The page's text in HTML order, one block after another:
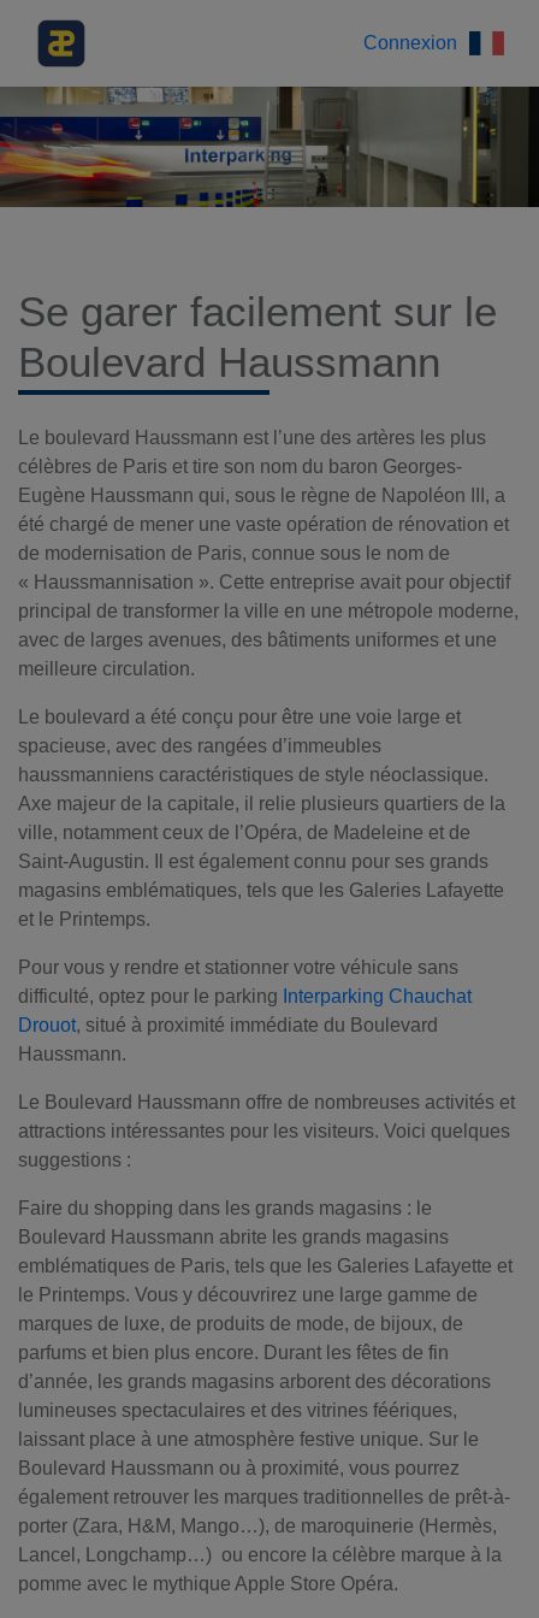
Connexion
Se garer facilement sur le
Boulevard Haussmann
Le boulevard Haussmann est l’une des artères les plus
célèbres de Paris et tire son nom du baron Georges-
Eugène Haussmann qui, sous le règne de Napoléon III, a
été chargé de mener une vaste opération de rénovation et
de modernisation de Paris, connue sous le nom de
« Haussmannisation ». Cette entreprise avait pour objectif
principal de transformer la ville en une métropole moderne,
avec de larges avenues, des bâtiments uniformes et une
meilleure circulation.
Le boulevard a été conçu pour être une voie large et
spacieuse, avec des rangées d’immeubles
haussmanniens caractéristiques de style néoclassique.
Axe majeur de la capitale, il relie plusieurs quartiers de la
ville, notamment ceux de l’Opéra, de Madeleine et de
Saint-Augustin. Il est également connu pour ses grands
magasins emblématiques, tels que les Galeries Lafayette
et le Printemps.
Pour vous y rendre et stationner votre véhicule sans
difficulté, optez pour le parking Interparking Chauchat
Drouot, situé à proximité immédiate du Boulevard
Haussmann.
Le Boulevard Haussmann offre de nombreuses activités et
attractions intéressantes pour les visiteurs. Voici quelques
suggestions :
Faire du shopping dans les grands magasins : le
Boulevard Haussmann abrite les grands magasins
emblématiques de Paris, tels que les Galeries Lafayette et
le Printemps. Vous y découvrirez une large gamme de
marques de luxe, de produits de mode, de bijoux, de
parfums et bien plus encore. Durant les fêtes de fin
d’année, les grands magasins arborent des décorations
lumineuses spectaculaires et des vitrines féériques,
laissant place à une atmosphère festive unique. Sur le
Boulevard Haussmann ou à proximité, vous pourrez
également retrouver les marques traditionnelles de prêt-à-
porter (Zara, H&M, Mango…), de maroquinerie (Hermès,
Lancel, Longchamp…) ou encore la célèbre marque à la
pomme avec le mythique Apple Store Opéra.